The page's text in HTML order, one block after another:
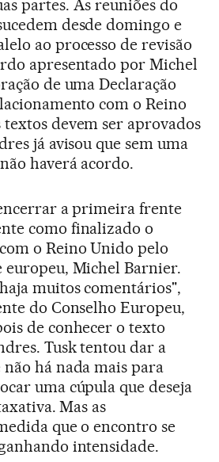
partes. As reuniões do
desde domingo e
ao processo de revisão
apresentado por Michel
de uma Declaração
com o Reino
devem ser aprovados
já avisou que sem uma
haverá acordo.
a primeira frente
como finalizado o
o Reino Unido pelo
europeu, Michel Barnier.
muitos comentários",
do Conselho Europeu,
de conhecer o texto
Tusk tentou dar a
há nada mais para
uma cúpula que deseja
Mas as
que o encontro se
intensidade.